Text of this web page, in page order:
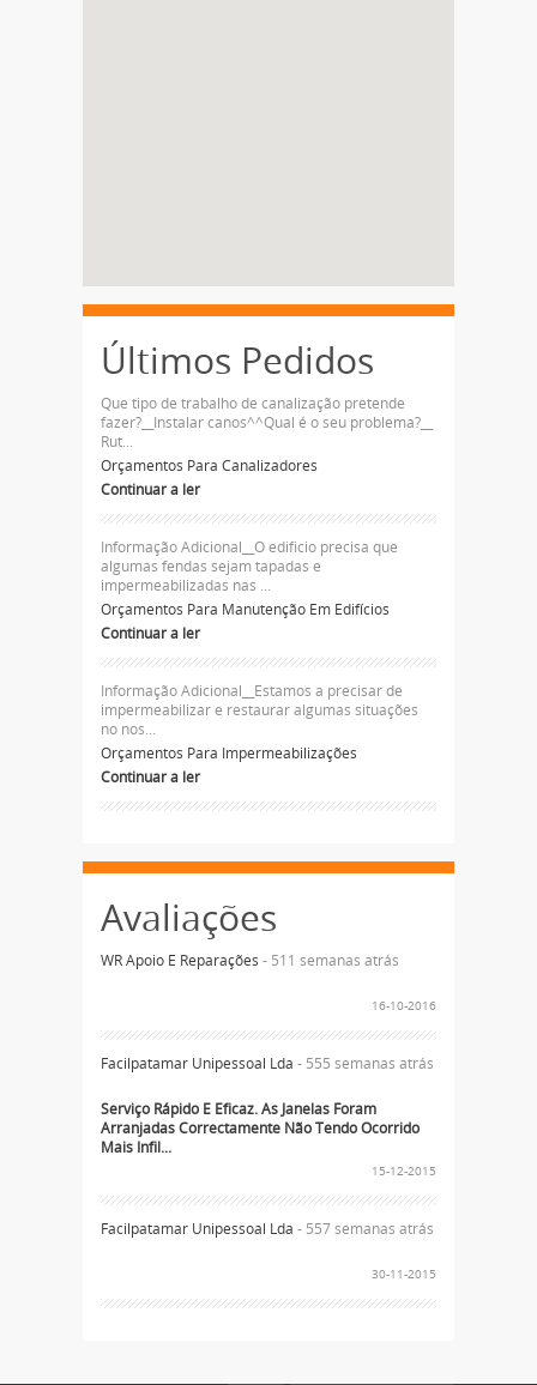
Últimos Pedidos
Que tipo de trabalho de canalização pretende
fazer?__Instalar canos^^Qual é o seu problema?__
Rut...
Orçamentos Para Canalizadores
Continuar a ler
Informação Adicional__O edificio precisa que
algumas fendas sejam tapadas e
impermeabilizadas nas ...
Orçamentos Para Manutenção Em Edifícios
Continuar a ler
Informação Adicional__Estamos a precisar de
impermeabilizar e restaurar algumas situações
no nos...
Orçamentos Para Impermeabilizações
Continuar a ler
Avaliações
WR Apoio E Reparações - 511 semanas atrás
16-10-2016
Facilpatamar Unipessoal Lda - 555 semanas atrás
Serviço Rápido E Eficaz. As Janelas Foram
Arranjadas Correctamente Não Tendo Ocorrido
Mais Infil...
15-12-2015
Facilpatamar Unipessoal Lda - 557 semanas atrás
30-11-2015